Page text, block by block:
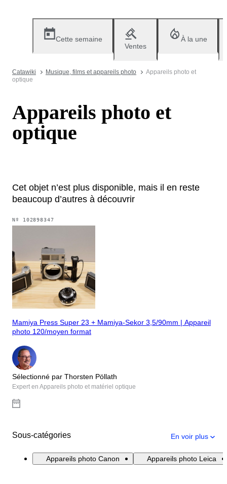
Cette semaine
Ventes
À la une
Catawiki Musique, films et appareils photo
Appareils photo et
optique
Appareils photo et
optique
Cet objet n’est plus disponible, mais il en reste
beaucoup d’autres à découvrir
Nº 102898347
Mamiya Press Super 23 + Mamiya-Sekor 3,5/90mm | Appareil
photo 120/moyen format
Sélectionné par Thorsten Pöllath
Expert en Appareils photo et matériel optique
Sous-catégories En voir plus
Appareils photo Canon Appareils photo Leica